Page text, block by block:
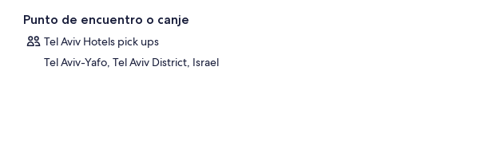
Punto de encuentro o canje
Tel Aviv Hotels pick ups
Tel Aviv-Yafo, Tel Aviv District, Israel